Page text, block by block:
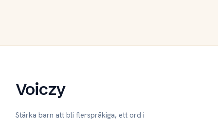
Voiczy
Stärka barn att bli flerspråkiga, ett ord i